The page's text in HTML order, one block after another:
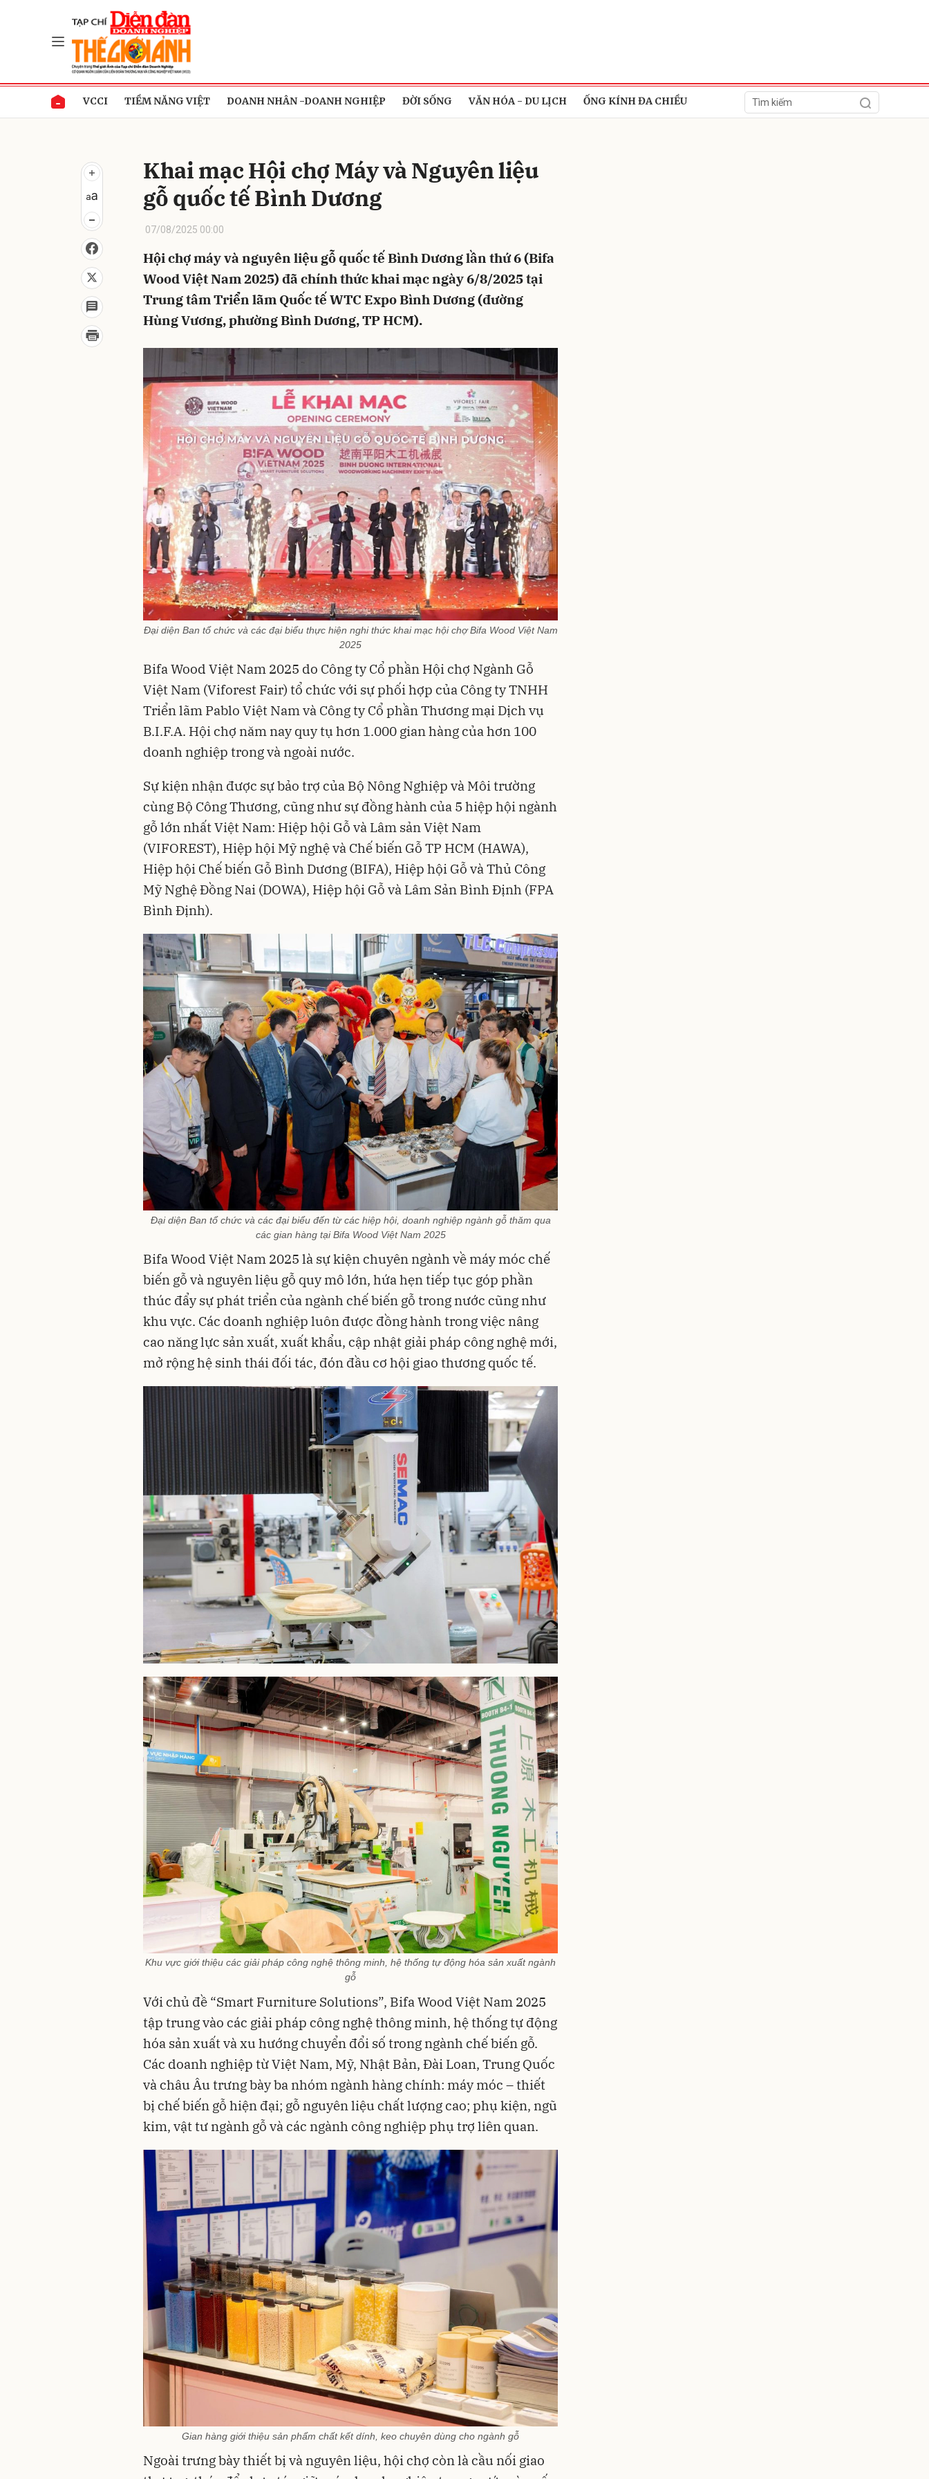
VCCI TIỀM NĂNG VIỆT DOANH NHÂN -DOANH NGHIỆP ĐỜI SỐNG VĂN HÓA - DU LỊCH ỐNG KÍNH ĐA CHIỀU
Khai mạc Hội chợ Máy và Nguyên liệu
gỗ quốc tế Bình Dương
07/08/2025 00:00
Hội chợ máy và nguyên liệu gỗ quốc tế Bình Dương lần thứ 6 (Bifa
Wood Việt Nam 2025) đã chính thức khai mạc ngày 6/8/2025 tại
Trung tâm Triển lãm Quốc tế WTC Expo Bình Dương (đường
Hùng Vương, phường Bình Dương, TP HCM).
Đại diện Ban tổ chức và các đại biểu thực hiện nghi thức khai mạc hội chợ Bifa Wood Việt Nam
2025
Bifa Wood Việt Nam 2025 do Công ty Cổ phần Hội chợ Ngành Gỗ
Việt Nam (Viforest Fair) tổ chức với sự phối hợp của Công ty TNHH
Triển lãm Pablo Việt Nam và Công ty Cổ phần Thương mại Dịch vụ
B.I.F.A. Hội chợ năm nay quy tụ hơn 1.000 gian hàng của hơn 100
doanh nghiệp trong và ngoài nước.
Sự kiện nhận được sự bảo trợ của Bộ Nông Nghiệp và Môi trường
cùng Bộ Công Thương, cũng như sự đồng hành của 5 hiệp hội ngành
gỗ lớn nhất Việt Nam: Hiệp hội Gỗ và Lâm sản Việt Nam
(VIFOREST), Hiệp hội Mỹ nghệ và Chế biến Gỗ TP HCM (HAWA),
Hiệp hội Chế biến Gỗ Bình Dương (BIFA), Hiệp hội Gỗ và Thủ Công
Mỹ Nghệ Đồng Nai (DOWA), Hiệp hội Gỗ và Lâm Sản Bình Định (FPA
Bình Định).
Đại diện Ban tổ chức và các đại biểu đến từ các hiệp hội, doanh nghiệp ngành gỗ thăm qua
các gian hàng tại Bifa Wood Việt Nam 2025
Bifa Wood Việt Nam 2025 là sự kiện chuyên ngành về máy móc chế
biến gỗ và nguyên liệu gỗ quy mô lớn, hứa hẹn tiếp tục góp phần
thúc đẩy sự phát triển của ngành chế biến gỗ trong nước cũng như
khu vực. Các doanh nghiệp luôn được đồng hành trong việc nâng
cao năng lực sản xuất, xuất khẩu, cập nhật giải pháp công nghệ mới,
mở rộng hệ sinh thái đối tác, đón đầu cơ hội giao thương quốc tế.
Khu vực giới thiệu các giải pháp công nghệ thông minh, hệ thống tự động hóa sản xuất ngành
gỗ
Với chủ đề “Smart Furniture Solutions”, Bifa Wood Việt Nam 2025
tập trung vào các giải pháp công nghệ thông minh, hệ thống tự động
hóa sản xuất và xu hướng chuyển đổi số trong ngành chế biến gỗ.
Các doanh nghiệp từ Việt Nam, Mỹ, Nhật Bản, Đài Loan, Trung Quốc
và châu Âu trưng bày ba nhóm ngành hàng chính: máy móc – thiết
bị chế biến gỗ hiện đại; gỗ nguyên liệu chất lượng cao; phụ kiện, ngũ
kim, vật tư ngành gỗ và các ngành công nghiệp phụ trợ liên quan.
Gian hàng giới thiệu sản phẩm chất kết dính, keo chuyên dùng cho ngành gỗ
Ngoài trưng bày thiết bị và nguyên liệu, hội chợ còn là cầu nối giao